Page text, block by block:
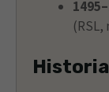
(RSL,